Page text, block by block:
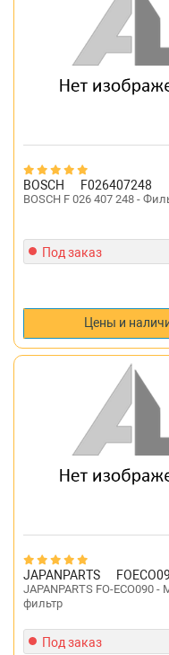
BOSCH F026407248
BOSCH F 026 407 248 -
Под заказ
Цены и
JAPANPARTS
JAPANPARTS FO-ECO090
фильтр
Под заказ